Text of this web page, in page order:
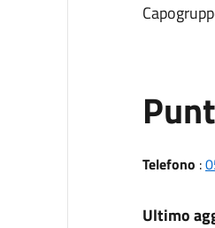
Telefono :
Ultimo